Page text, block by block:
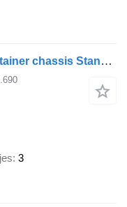
Schmitz Cargobull Oplegger Container chassis Standard
3